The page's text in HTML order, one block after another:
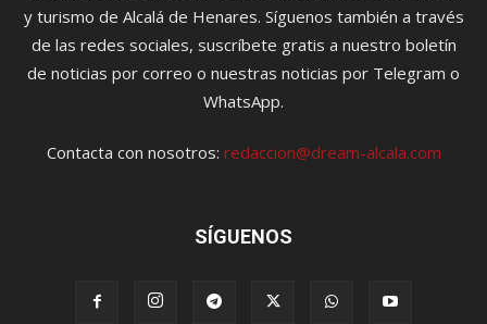
y turismo de Alcalá de Henares. Síguenos también a través
de las redes sociales, suscríbete gratis a nuestro boletín
de noticias por correo o nuestras noticias por Telegram o
WhatsApp.
Contacta con nosotros: redaccion@dream-alcala.com
SÍGUENOS